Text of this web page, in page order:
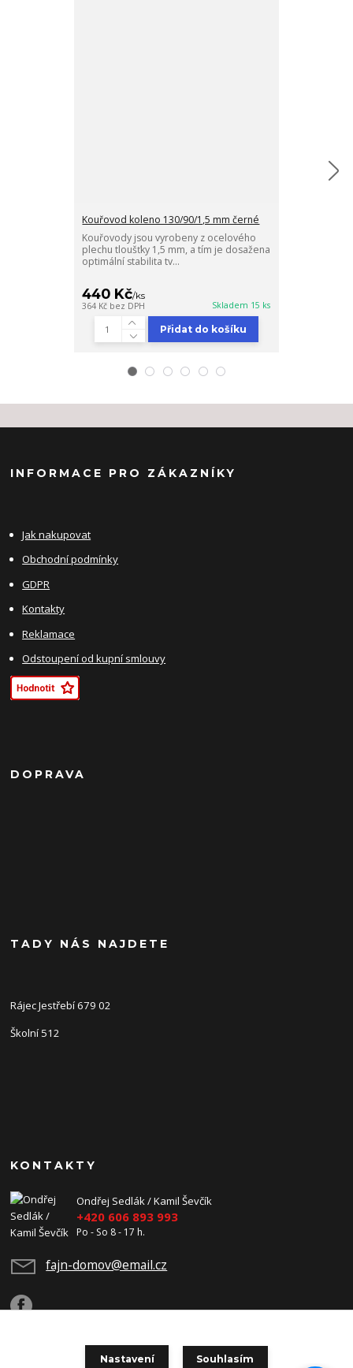
Kouřovod koleno 130/90/1,5 mm černé
Kouřovody jsou vyrobeny z ocelového
plechu tloušťky 1,5 mm, a tím je dosažena
optimální stabilita tv...
440 Kč/ks
364 Kč bez DPH Skladem 15 ks
Přidat do košíku
INFORMACE PRO ZÁKAZNÍKY
Jak nakupovat
Obchodní podmínky
GDPR
Kontakty
Reklamace
Odstoupení od kupní smlouvy
DOPRAVA
TADY NÁS NAJDETE
Rájec Jestřebí 679 02
Školní 512
KONTAKTY
Ondřej Sedlák / Kamil Ševčík
+420 606 893 993
Po - So 8 - 17 h.
fajn-domov@email.cz
Nastavení Souhlasím